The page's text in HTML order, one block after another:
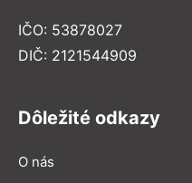
IČO: 53878027
DIČ: 2121544909
Dôležité odkazy
O nás